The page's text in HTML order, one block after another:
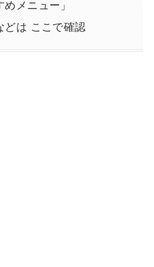
めメニュー」
どは ここで確認